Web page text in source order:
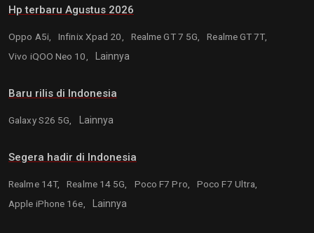
Hp terbaru Agustus 2026
Oppo A5i, Infinix Xpad 20, Realme GT 7 5G,
Realme GT 7T,
Vivo iQOO Neo 10,
Lainnya
Baru rilis di Indonesia
Galaxy S26 5G, Lainnya
Segera hadir di Indonesia
Realme 14T, Realme 14 5G, Poco F7 Pro,
Poco F7 Ultra,
Apple iPhone 16e,
Lainnya